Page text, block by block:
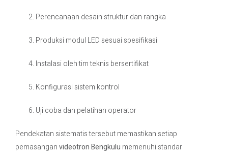
Perencanaan desain struktur dan rangka
Produksi modul LED sesuai spesifikasi
Instalasi oleh tim teknis bersertifikat
Konfigurasi sistem kontrol
Uji coba dan pelatihan operator
Pendekatan sistematis tersebut memastikan setiap
pemasanganvideotron Bengkulu memenuhi standar